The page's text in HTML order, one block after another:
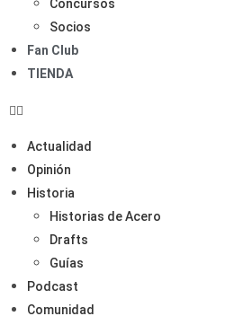
Concursos
Socios
Fan Club
TIENDA
Actualidad
Opinión
Historia
Historias de Acero
Drafts
Guías
Podcast
Comunidad